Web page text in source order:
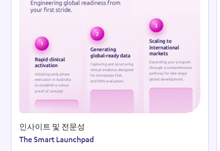
인사이트 및 전문성
The Smart Launchpad